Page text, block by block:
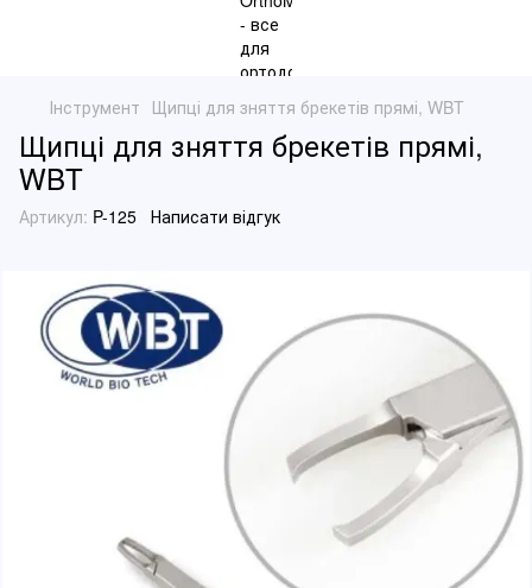
Інструмент Щипці для зняття брекетів прямі, WBT
Щипці для зняття брекетів прямі,
WBT
Артикул: P-125 Написати відгук